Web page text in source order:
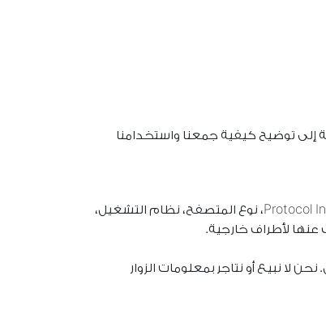
إلى توضيح كيفية جمعنا واستخدامنا
نقوم بجمع معلومات محددة تقنياً عندما يقوم الزائرون بزيارة موقعنا. هذه المعلومات تشمل عادة عناوين Protocol Internet (IP)، نوع المتصفح، نظام التشغيل،
عنها لأطراف خارجية.
نبيع أو نتاجر بمعلومات الزوار